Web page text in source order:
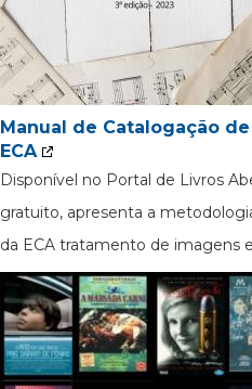
Manual de Catalogação
ECA
Disponível no Portal de Livros
gratuito, apresenta a
da ECA tratamento de imagens